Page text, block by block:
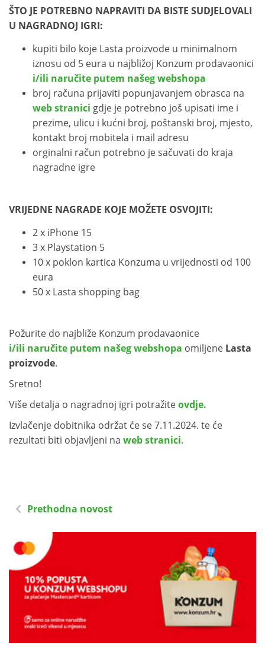
ŠTO JE POTREBNO NAPRAVITI DA BISTE SUDJELOVALI
U NAGRADNOJ IGRI:
kupiti bilo koje Lasta proizvode u minimalnom
iznosu od 5 eura u najbližoj Konzum prodavaonici
i/ili naručite putem našeg webshopa
broj računa prijaviti popunjavanjem obrasca na
web stranici gdje je potrebno još upisati ime i
prezime, ulicu i kućni broj, poštanski broj, mjesto,
kontakt broj mobitela i mail adresu
orginalni račun potrebno je sačuvati do kraja
nagradne igre
VRIJEDNE NAGRADE KOJE MOŽETE OSVOJITI:
2 x iPhone 15
3 x Playstation 5
10 x poklon kartica Konzuma u vrijednosti od 100
eura
50 x Lasta shopping bag
Požurite do najbliže Konzum prodavaonice
i/ili naručite putem našeg webshopa omiljene Lasta
proizvode.
Sretno!
Više detalja o nagradnoj igri potražiteovdje.
Izvlačenje dobitnika održat će se 7.11.2024. te će
rezultati biti objavljeni na web stranici.
Prethodna novost